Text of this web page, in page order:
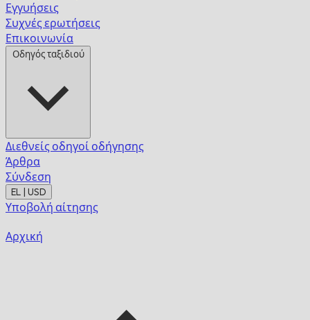
Εγγυήσεις
Συχνές ερωτήσεις
Επικοινωνία
Οδηγός ταξιδιού
Διεθνείς οδηγοί οδήγησης
Άρθρα
Σύνδεση
EL | USD
Υποβολή αίτησης
Αρχική